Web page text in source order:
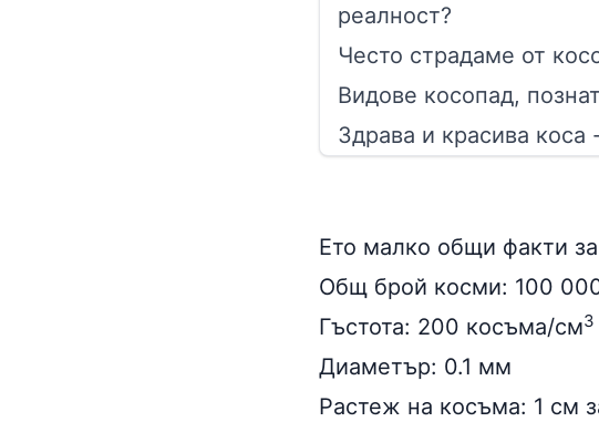
реалност?
Често страдаме от
Видове косопад,
Здрава и красива коса
Ето малко общи факти
Общ брой косми: 100
Гъстота: 200 косъма/см3
Диаметър: 0.1 мм
Растеж на косъма: 1 см